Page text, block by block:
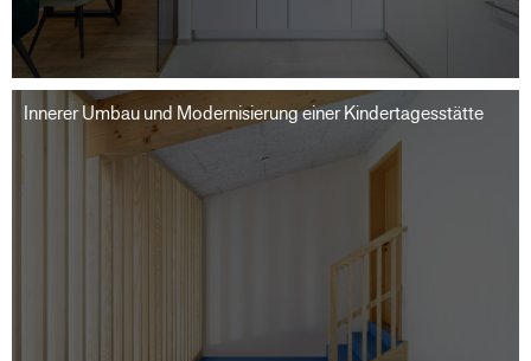
Innerer Umbau und Modernisierung einer Kindertagesstätte